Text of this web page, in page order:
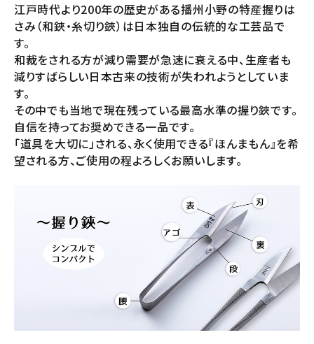
江戸時代より200年の歴史がある播州小野の特産握りは
さみ（和鋏・糸切り鋏）は日本独自の伝統的な工芸品で
す。
和裁をされる方が減り需要が急速に衰える中、生産者も
減りすばらしい日本古来の技術が失われようとしていま
す。
その中でも当地で現在残っている最高水準の握り鋏です。
自信を持ってお奨めできる一品です。
「道具を大切に」される、永く使用できる『ほんまもん』を希
望される方、ご使用の程よろしくお願いします。